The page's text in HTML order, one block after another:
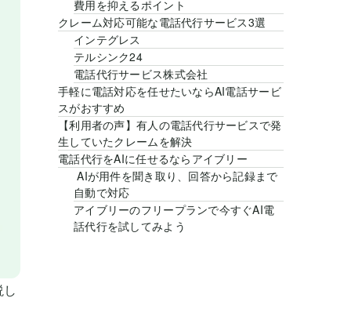
費用を抑えるポイント
クレーム対応可能な電話代行サービス3選
インテグレス
テルシンク24
電話代行サービス株式会社
手軽に電話対応を任せたいならAI電話サービ
スがおすすめ
【利用者の声】有人の電話代行サービスで発
生していたクレームを解決
電話代行をAIに任せるならアイブリー
AIが用件を聞き取り、回答から記録まで
自動で対応
アイブリーのフリープランで今すぐAI電
話代行を試してみよう